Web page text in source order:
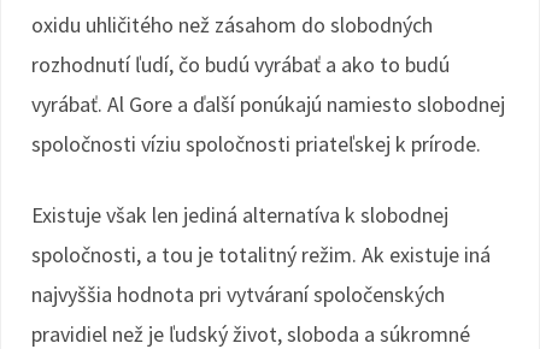
oxidu uhličitého než zásahom do slobodných
rozhodnutí ľudí, čo budú vyrábať a ako to budú
vyrábať. Al Gore a ďalší ponúkajú namiesto slobodnej
spoločnosti víziu spoločnosti priateľskej k prírode.
Existuje však len jediná alternatíva k slobodnej
spoločnosti, a tou je totalitný režim. Ak existuje iná
najvyššia hodnota pri vytváraní spoločenských
pravidiel než je ľudský život, sloboda a súkromné